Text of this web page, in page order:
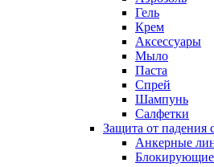
Гель
Крем
Аксессуары
Мыло
Паста
Спрей
Шампунь
Салфетки
Защита от падения
Анкерные
Блокирующие